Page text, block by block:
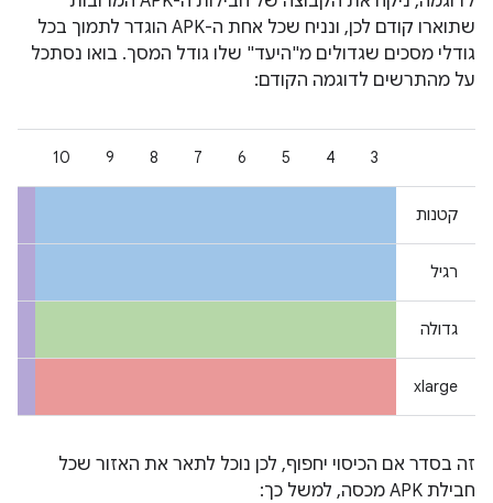
שתוארו קודם לכן, ונניח שכל אחת ה-APK הוגדר לתמוך בכל
גודלי מסכים שגדולים מ"היעד" שלו גודל המסך. בואו נסתכל
על מהתרשים לדוגמה הקודם:
3
4
5
6
7
8
9
10
קטנות
רגיל
גדולה
xlarge
זה בסדר אם הכיסוי יחפוף, לכן נוכל לתאר את האזור שכל
חבילת APK מכסה, למשל כך: